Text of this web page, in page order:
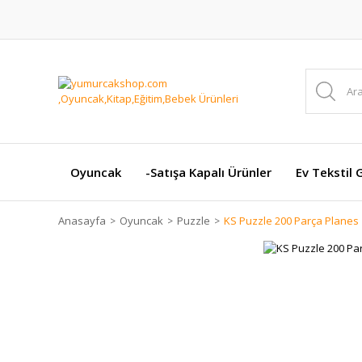
Oyuncak -Satışa Kapalı Ürünler Ev Tekstil
Anasayfa Oyuncak Puzzle KS Puzzle 200 Parça Planes